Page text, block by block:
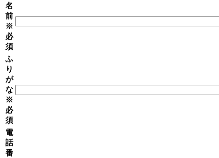
名
前
※
必
須
ふ
り
が
な
※
必
須
電
話
番